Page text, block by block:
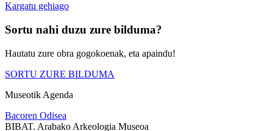
Kargatu gehiago
Sortu nahi duzu zure bilduma?
Hautatu zure obra gogokoenak, eta apaindu!
SORTU ZURE BILDUMA
Museotik Agenda
Bacoren Odisea
BIBAT. Arabako Arkeologia Museoa